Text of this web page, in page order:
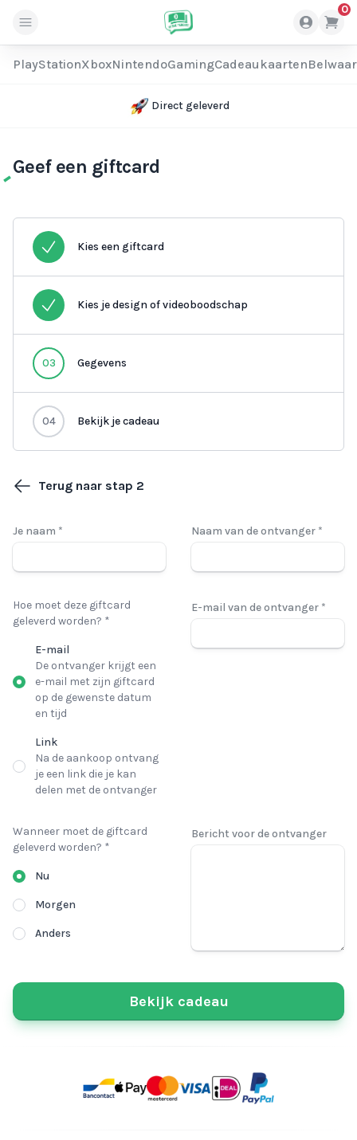
0
PlayStationXboxNintendoGamingCadeaukaarten
Direct geleverd
Geef een giftcard
Kies een giftcard
Kies je design of videoboodschap
03 Gegevens
04 Bekijk je cadeau
Terug naar stap 2
Je naam * Naam van de ontvanger *
Hoe moet deze giftcard
geleverd worden? *
E-mail
De ontvanger krijgt een
e-mail met zijn giftcard
op de gewenste datum
en tijd
Link
Na de aankoop ontvang
je een link die je kan
delen met de ontvanger
E-mail van de ontvanger *
Wanneer moet de giftcard
geleverd worden? *
Nu
Morgen
Anders
Bericht voor de ontvanger
Bekijk cadeau